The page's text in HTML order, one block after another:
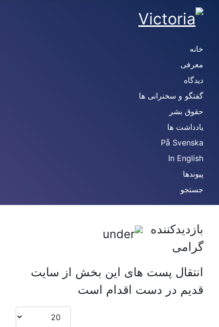
و سخنرانی ها
بشر
ها
På
In
پست های این بخش از سایت
در دست اقدام است